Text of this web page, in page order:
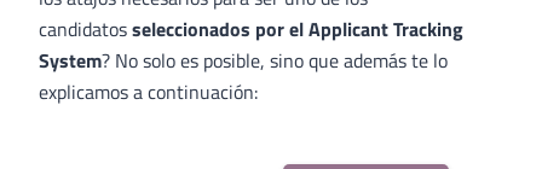
candidatosseleccionados por el Applicant Tracking
System? No solo es posible, sino que además te lo
explicamos a continuación: